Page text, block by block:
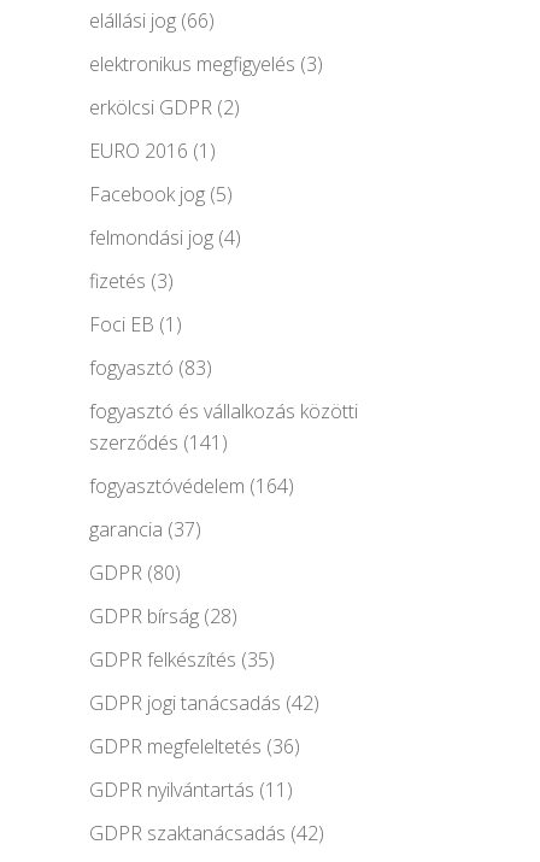
elállási jog (66)
elektronikus megfigyelés (3)
erkölcsi GDPR (2)
EURO 2016 (1)
Facebook jog (5)
felmondási jog (4)
fizetés (3)
Foci EB (1)
fogyasztó (83)
fogyasztó és vállalkozás közötti
szerződés (141)
fogyasztóvédelem (164)
garancia (37)
GDPR (80)
GDPR bírság (28)
GDPR felkészítés (35)
GDPR jogi tanácsadás (42)
GDPR megfeleltetés (36)
GDPR nyilvántartás (11)
GDPR szaktanácsadás (42)